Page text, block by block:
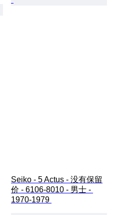
Seiko - 5 Actus - 没有保留
价 - 6106-8010 - 男士 -
1970-1979